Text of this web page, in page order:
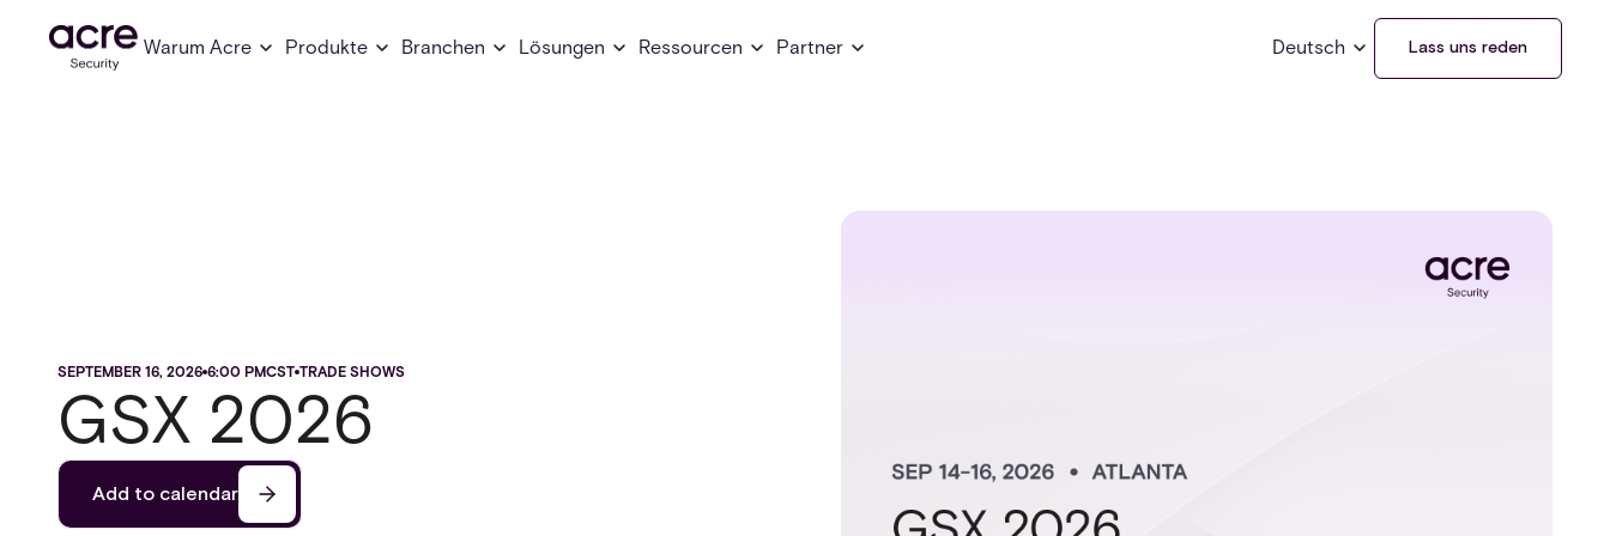
Warum Acre Produkte Branchen Lösungen Ressourcen Partner Deutsch Lass uns reden
SEPTEMBER 16, 2026 6:00 PMCST TRADE SHOWS
GSX 2026
Add to calendar